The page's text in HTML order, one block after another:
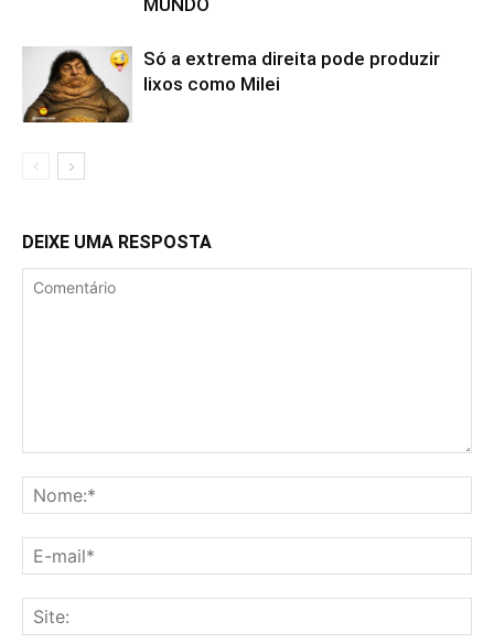
MUNDO
Só a extrema direita pode produzir
lixos como Milei
DEIXE UMA RESPOSTA